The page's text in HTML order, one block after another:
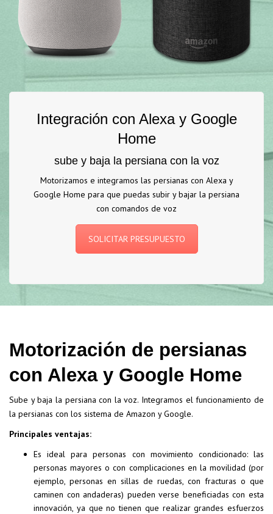
Integración con Alexa y Google
Home
sube y baja la persiana con la voz
Motorizamos e integramos las persianas con Alexa y
Google Home para que puedas subir y bajar la persiana
con comandos de voz
SOLICITAR PRESUPUESTO
Motorización de persianas
con Alexa y Google Home
Sube y baja la persiana con la voz. Integramos el funcionamiento de
la persianas con los sistema de Amazon y Google.
Principales ventajas:
Es ideal para personas con movimiento condicionado: las
personas mayores o con complicaciones en la movilidad (por
ejemplo, personas en sillas de ruedas, con fracturas o que
caminen con andaderas) pueden verse beneficiadas con esta
innovación, ya que no tienen que realizar grandes esfuerzos